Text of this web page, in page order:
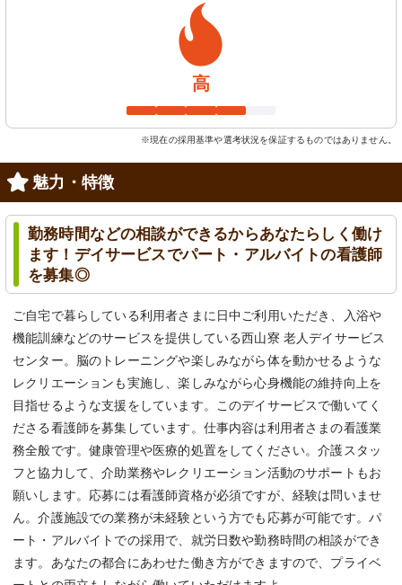
高
※現在の採用基準や選考状況を保証するものではありません。
魅力・特徴
勤務時間などの相談ができるからあなたらしく働け
ます！デイサービスでパート・アルバイトの看護師
を募集◎
ご自宅で暮らしている利用者さまに日中ご利用いただき、入浴や
機能訓練などのサービスを提供している西山寮 老人デイサービス
センター。脳のトレーニングや楽しみながら体を動かせるような
レクリエーションも実施し、楽しみながら心身機能の維持向上を
目指せるような支援をしています。このデイサービスで働いてく
ださる看護師を募集しています。仕事内容は利用者さまの看護業
務全般です。健康管理や医療的処置をしてください。介護スタッ
フと協力して、介助業務やレクリエーション活動のサポートもお
願いします。応募には看護師資格が必須ですが、経験は問いませ
ん。介護施設での業務が未経験という方でも応募が可能です。パ
ート・アルバイトでの採用で、就労日数や勤務時間の相談ができ
ます。あなたの都合にあわせた働き方ができますので、プライベ